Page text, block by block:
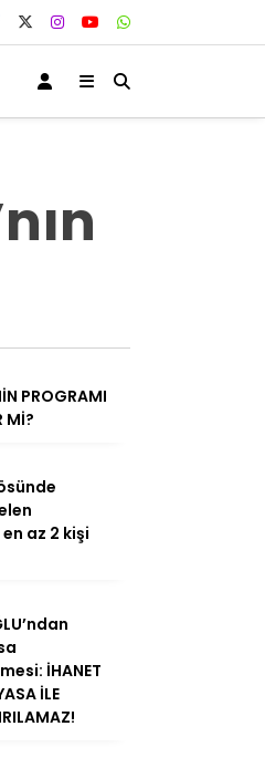
PROGRAMI
Mİ?
az 2 kişi
İHANET
İLE